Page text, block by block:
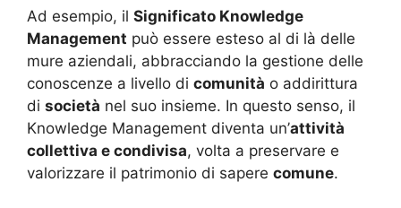
Ad esempio, il Significato Knowledge
Management può essere esteso al di là delle
mure aziendali, abbracciando la gestione delle
conoscenze a livello di comunità o addirittura
di società nel suo insieme. In questo senso, il
Knowledge Management diventa un’attività
collettiva e condivisa, volta a preservare e
valorizzare il patrimonio di sapere comune.